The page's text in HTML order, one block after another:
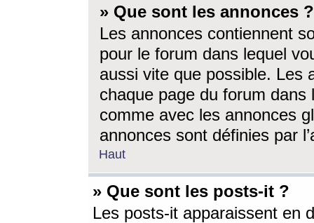
» Que sont les annonces ?
Les annonces contiennent
pour le forum dans lequel
aussi vite que possible. Les
chaque page du forum dans
comme avec les annonces
annonces sont définies par
Haut
» Que sont les posts-it ?
Les posts-it apparaissent en